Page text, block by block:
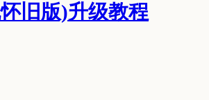
旧版)升级教程